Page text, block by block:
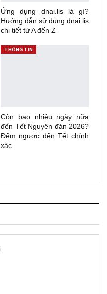
Ứng dụng dnai.lis là gì?
Hướng dẫn sử dụng dnai.lis
chi tiết từ A đến Z
THÔNG TIN
Còn bao nhiêu ngày nữa
đến Tết Nguyên đán 2026?
Đếm ngược đến Tết chính
xác